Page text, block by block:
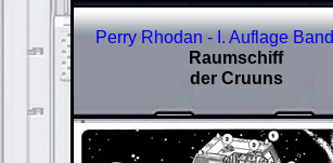
Perry Rhodan - I. Auflage Band
Raumschiff
der Cruuns